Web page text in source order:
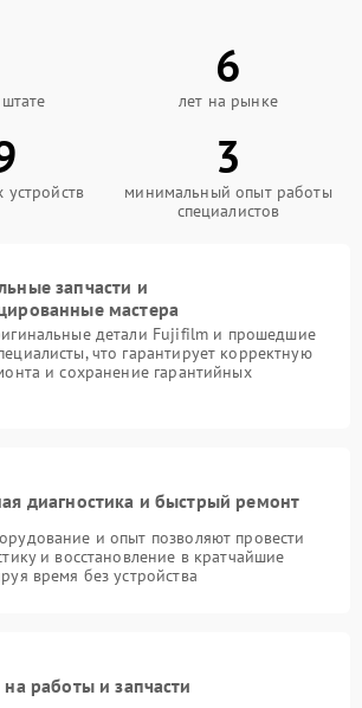
6
лет на рынке
3
минимальный опыт работы
специалистов
запчасти и
мастера
детали Fujifilm и прошедшие
что гарантирует корректную
и сохранение гарантийных
диагностика и быстрый ремонт
и опыт позволяют провести
и восстановление в кратчайшие
время без устройства
на работы и запчасти